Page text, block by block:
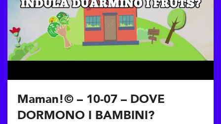
Maman!© – 10-07 – DOVE
DORMONO I BAMBINI?